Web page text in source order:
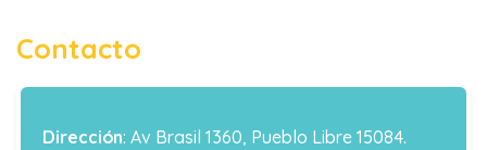
Contacto
Dirección: Av Brasil 1360, Pueblo Libre 15084.